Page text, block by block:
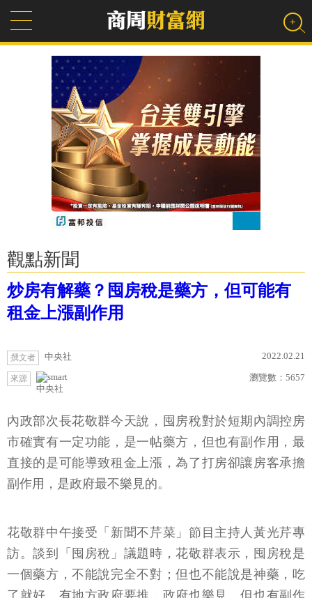
觀點新聞
炒房有解藥？囤房稅是藥方，但可能有
租金上漲副作用
撰文者 中央社 2022.02.21
來源
中央社
瀏覽數： 5657
內政部次長花敬群今天說，囤房稅對於短期內調控房
市確實有一定功能，是一帖藥方，但也有副作用，最
直接的是可能導致租金上漲，為了打房卻讓房客承擔
副作用，是政府最不樂見的。
花敬群中午接受「新聞不芹菜」節目主持人黃光芹專
訪。談到「囤房稅」議題時，花敬群表示，囤房稅是
一個藥方，不能說完全不對；但也不能說是神藥，吃
了就好。有地方政府要推，政府也樂見，但也有副作